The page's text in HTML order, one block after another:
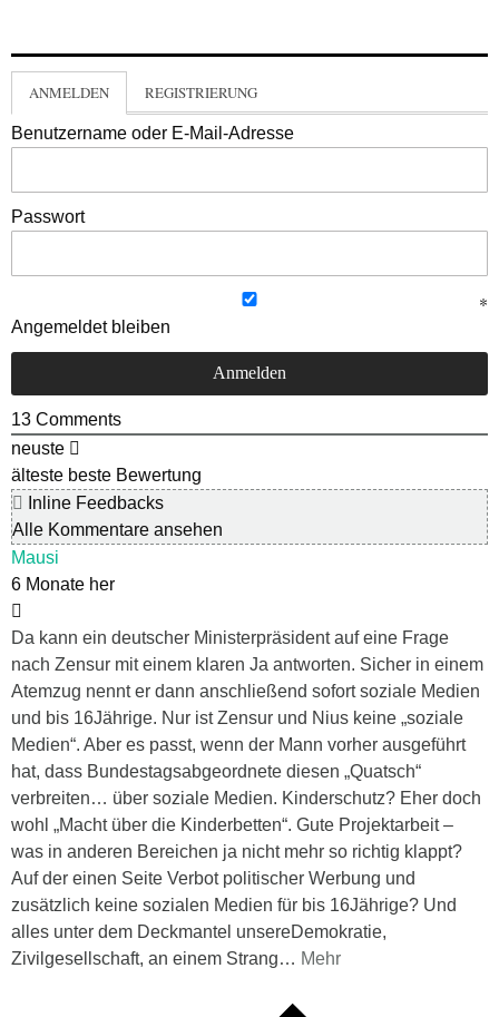
ANMELDEN REGISTRIERUNG
Benutzername oder E-Mail-Adresse
Passwort
Angemeldet bleiben
13 Comments
neuste
älteste beste Bewertung
Inline Feedbacks
Alle Kommentare ansehen
Mausi
6 Monate her
Da kann ein deutscher Ministerpräsident auf eine Frage
nach Zensur mit einem klaren Ja antworten. Sicher in einem
Atemzug nennt er dann anschließend sofort soziale Medien
und bis 16Jährige. Nur ist Zensur und Nius keine „soziale
Medien“. Aber es passt, wenn der Mann vorher ausgeführt
hat, dass Bundestagsabgeordnete diesen „Quatsch“
verbreiten… über soziale Medien. Kinderschutz? Eher doch
wohl „Macht über die Kinderbetten“. Gute Projektarbeit –
was in anderen Bereichen ja nicht mehr so richtig klappt?
Auf der einen Seite Verbot politischer Werbung und
zusätzlich keine sozialen Medien für bis 16Jährige? Und
alles unter dem Deckmantel unsereDemokratie,
Zivilgesellschaft, an einem Strang… Mehr